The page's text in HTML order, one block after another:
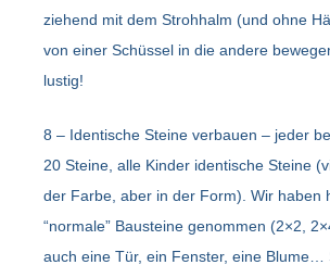
ziehend mit dem Strohhalm (und ohne
von einer Schüssel in die andere
lustig!
8 – Identische Steine verbauen – jeder
20 Steine, alle Kinder identische Steine
der Farbe, aber in der Form). Wir haben
“normale” Bausteine genommen (2×2,
auch eine Tür, ein Fenster, eine Blume…